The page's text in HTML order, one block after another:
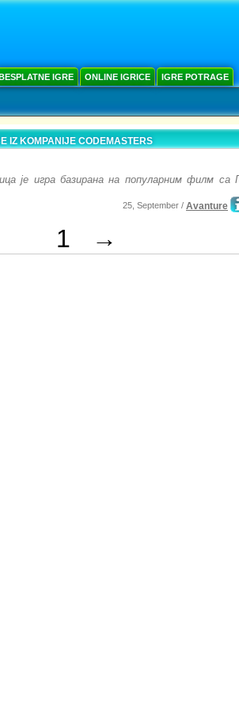
IGRE ONLINE IGRICE IGRE POTRAGE
IZ KOMPANIJE CODEMASTERS
је игра базирана на популарним филм са
25, September / Avanture
1 →